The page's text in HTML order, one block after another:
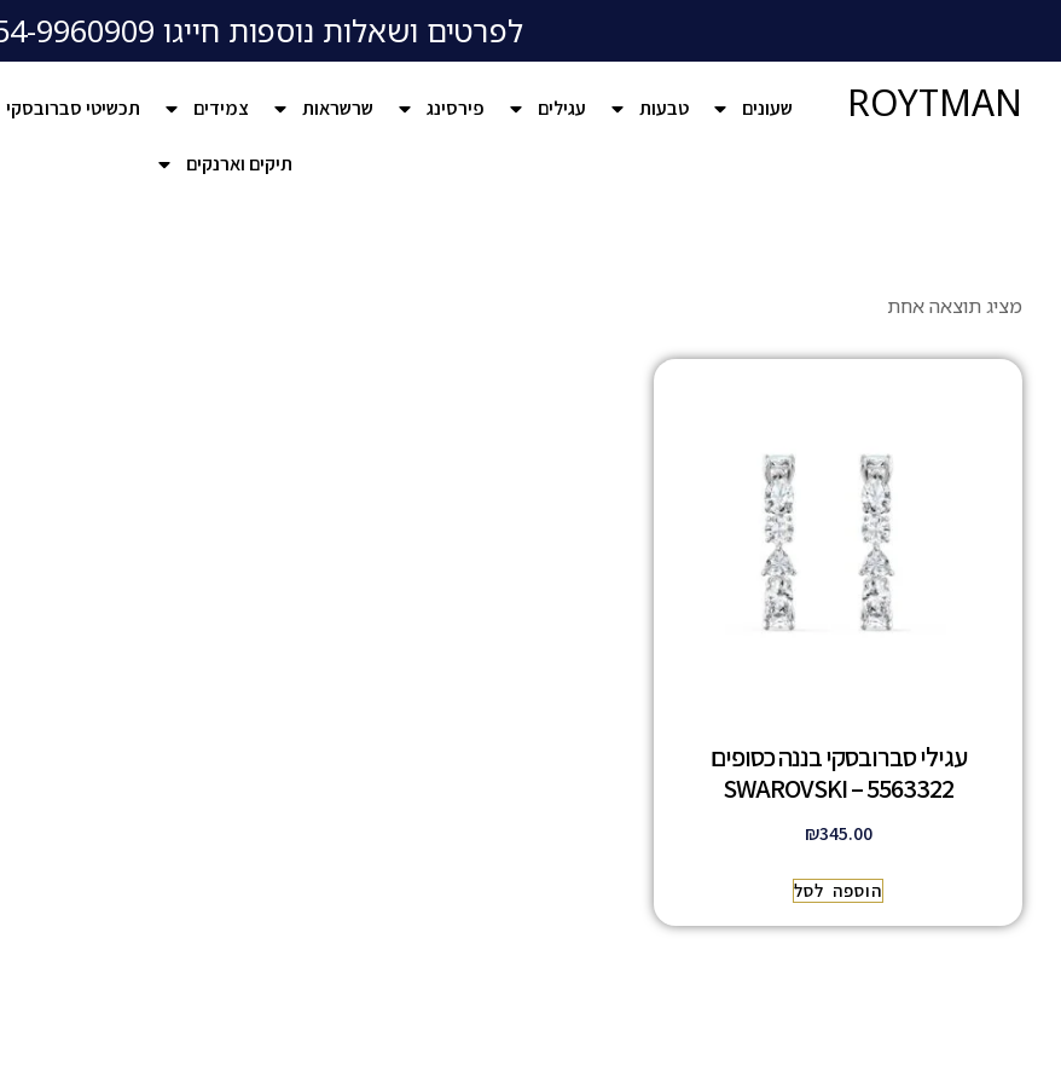
לפרטים ושאלות נוספות חייגו 054-9960909
ROYTMAN שעונים טבעות עגילים פירסינג שרשראות צמידים תכשיטי סברובסקי
תיקים וארנקים
מציג תוצאה אחת
עגילי סברובסקי בננה כסופים
5563322 – SWAROVSKI
₪345.00
הוספה לסל